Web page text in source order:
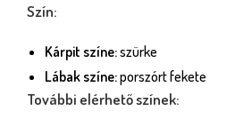
Szín:
Kárpit színe:szürke
Lábak színe:porszórt fekete
További elérhető színek: